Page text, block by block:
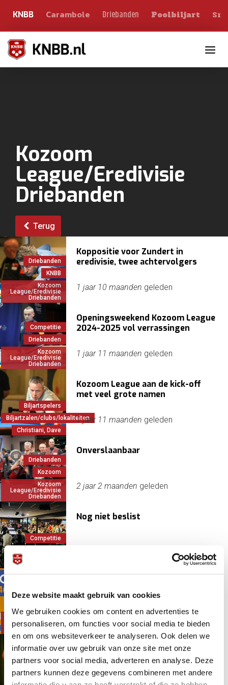
Deze website maakt gebruik van cookies
We gebruiken cookies om content en advertenties te
personaliseren, om functies voor social media te bieden
en om ons websiteverkeer te analyseren. Ook delen we
informatie over uw gebruik van onze site met onze
partners voor social media, adverteren en analyse. Deze
partners kunnen deze gegevens combineren met andere
KNBB Carambole Driebanden Poolbiljart
Kozoom
League/Eredivisie
Driebanden
Terug
Driebanden
KNBB
Kozoom
League/Eredivisie
Driebanden
Koppositie voor Zundert in
eredivisie, twee achtervolgers
1 jaar 10 maanden geleden
Competitie
Driebanden
Kozoom
League/Eredivisie
Driebanden
Openingsweekend Kozoom League
2024-2025 vol verrassingen
1 jaar 11 maanden geleden
Biljartspelers
Biljartzalen/clubs/lokaliteiten
Christiani, Dave
Kozoom League aan de kick-off
met veel grote namen
1 jaar 11 maanden geleden
Driebanden
Kozoom
Kozoom
League/Eredivisie
Driebanden
Onverslaanbaar
2 jaar 2 maanden geleden
Competitie
Nog niet beslist
Competitie
League/Eredivisie
8 juni 2024 - 13:00
Driebanden
Het uur van de waarheid: SIS en
Eekhoorn om de titel